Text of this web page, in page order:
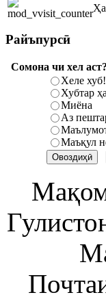
Райъпурсӣ
Сомона чи хел аст?
Хеле хуб!
Хубтар
Миёна
Аз
Маъқул